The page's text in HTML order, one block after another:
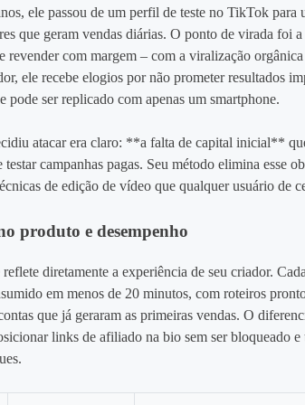
ele passou de um perfil de teste no TikTok para
que geram vendas diárias. O ponto de virada foi
revender com margem – com a viralização
ele recebe elogios por não prometer resultados
pode ser replicado com apenas um smartphone.
atacar era claro: **a falta de capital inicial**
testar campanhas pagas. Seu método elimina esse
de edição de vídeo que qualquer usuário de
produto e desempenho
reflete diretamente a experiência de seu criador.
em menos de 20 minutos, com roteiros
que já geraram as primeiras vendas. O
links de afiliado na bio sem ser bloqueado e